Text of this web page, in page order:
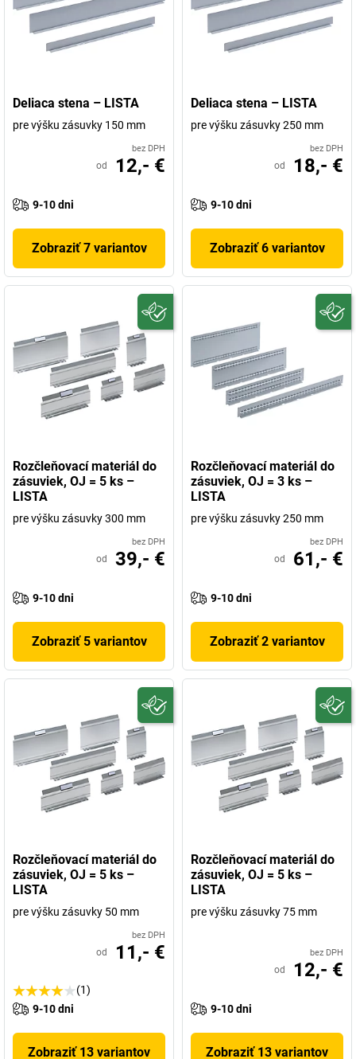
Deliaca stena – LISTA
pre výšku zásuvky 150 mm
bez DPH
od 12,- €
9-10 dni
Zobraziť 7 variantov
Deliaca stena – LISTA
pre výšku zásuvky 250 mm
bez DPH
od 18,- €
9-10 dni
Zobraziť 6 variantov
Rozčleňovací materiál do
zásuviek, OJ = 5 ks –
LISTA
pre výšku zásuvky 300 mm
bez DPH
od 39,- €
9-10 dni
Zobraziť 5 variantov
Rozčleňovací materiál do
zásuviek, OJ = 3 ks –
LISTA
pre výšku zásuvky 250 mm
bez DPH
od 61,- €
9-10 dni
Zobraziť 2 variantov
Rozčleňovací materiál do
zásuviek, OJ = 5 ks –
LISTA
pre výšku zásuvky 50 mm
bez DPH
od 11,- €
(1)
9-10 dni
Zobraziť 13 variantov
Rozčleňovací materiál do
zásuviek, OJ = 5 ks –
LISTA
pre výšku zásuvky 75 mm
bez DPH
od 12,- €
9-10 dni
Zobraziť 13 variantov